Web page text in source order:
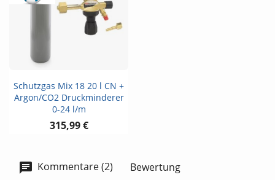
Schutzgas Mix 18 20 l CN +
Argon/CO2 Druckminderer
0-24 l/m
315,99 €
Kommentare (2) Bewertung